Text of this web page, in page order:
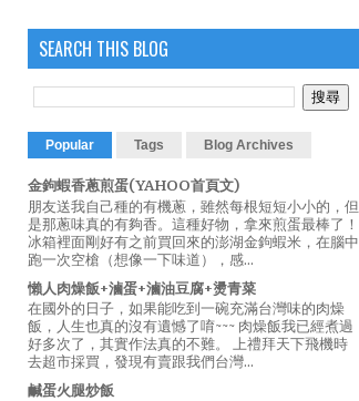
SEARCH THIS BLOG
Popular Tags Blog Archives
金鉤蝦香蔥煎蛋(YAHOO首頁文)
朋友送我自己種的有機蔥，雖然每根短短小小的，但
是那蔥味真的有夠香。這種好物，拿來煎蛋最棒了！
冰箱裡面剛好有之前買回來的澎湖金鉤蝦米，在腦中
跑一次空槍（想像一下味道），感...
懶人肉燥飯+滷蛋+滷油豆腐+燙青菜
在國外的日子，如果能吃到一碗充滿台灣味的肉燥
飯，人生也真的沒有遺憾了唷~~~ 肉燥飯我已經煮過
好多次了，其實作法真的不難。 上禮拜天下飛機時
去超市採買，發現有賣跟我們台灣...
鹹蛋火腿炒飯